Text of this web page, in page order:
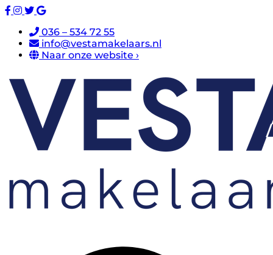
036 – 534 72 55
info@vestamakelaars.nl
Naar onze website ›